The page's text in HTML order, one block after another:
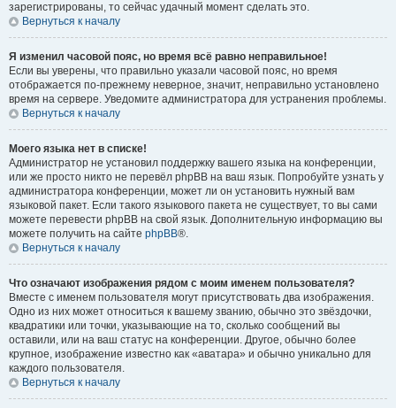
зарегистрированы, то сейчас удачный момент сделать это.
Вернуться к началу
Я изменил часовой пояс, но время всё равно неправильное!
Если вы уверены, что правильно указали часовой пояс, но время
отображается по-прежнему неверное, значит, неправильно установлено
время на сервере. Уведомите администратора для устранения проблемы.
Вернуться к началу
Моего языка нет в списке!
Администратор не установил поддержку вашего языка на конференции,
или же просто никто не перевёл phpBB на ваш язык. Попробуйте узнать у
администратора конференции, может ли он установить нужный вам
языковой пакет. Если такого языкового пакета не существует, то вы сами
можете перевести phpBB на свой язык. Дополнительную информацию вы
можете получить на сайте phpBB®.
Вернуться к началу
Что означают изображения рядом с моим именем пользователя?
Вместе с именем пользователя могут присутствовать два изображения.
Одно из них может относиться к вашему званию, обычно это звёздочки,
квадратики или точки, указывающие на то, сколько сообщений вы
оставили, или на ваш статус на конференции. Другое, обычно более
крупное, изображение известно как «аватара» и обычно уникально для
каждого пользователя.
Вернуться к началу